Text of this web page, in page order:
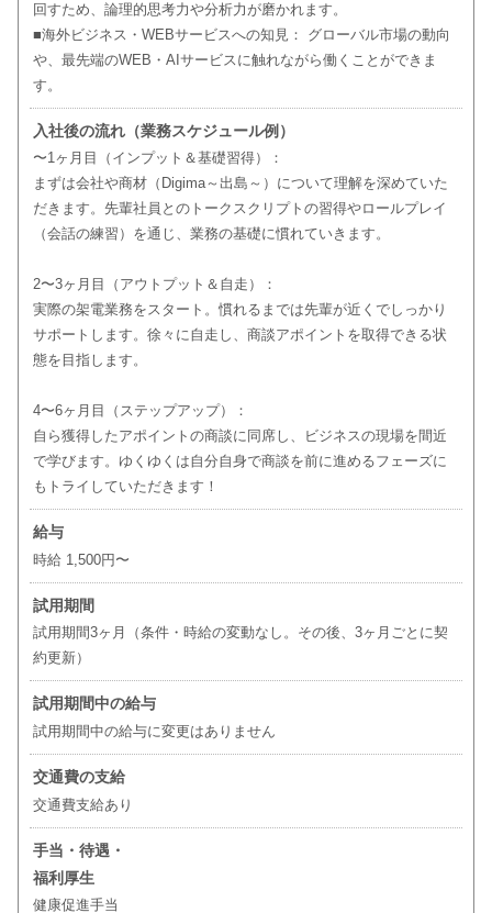
回すため、論理的思考力や分析力が磨かれます。
■海外ビジネス・WEBサービスへの知見： グローバル市場の動向
や、最先端のWEB・AIサービスに触れながら働くことができま
す。
入社後の流れ（業務スケジュール例）
〜1ヶ月目（インプット＆基礎習得）：
まずは会社や商材（Digima～出島～）について理解を深めていた
だきます。先輩社員とのトークスクリプトの習得やロールプレイ
（会話の練習）を通じ、業務の基礎に慣れていきます。
2〜3ヶ月目（アウトプット＆自走）：
実際の架電業務をスタート。慣れるまでは先輩が近くでしっかり
サポートします。徐々に自走し、商談アポイントを取得できる状
態を目指します。
4〜6ヶ月目（ステップアップ）：
自ら獲得したアポイントの商談に同席し、ビジネスの現場を間近
で学びます。ゆくゆくは自分自身で商談を前に進めるフェーズに
もトライしていただきます！
給与
時給 1,500円〜
試用期間
試用期間3ヶ月（条件・時給の変動なし。その後、3ヶ月ごとに契
約更新）
試用期間中の給与
試用期間中の給与に変更はありません
交通費の支給
交通費支給あり
手当・待遇・
福利厚生
健康促進手当